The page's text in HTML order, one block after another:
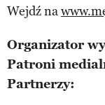
Wejdź na
Organizator
Patroni
Partnerzy: